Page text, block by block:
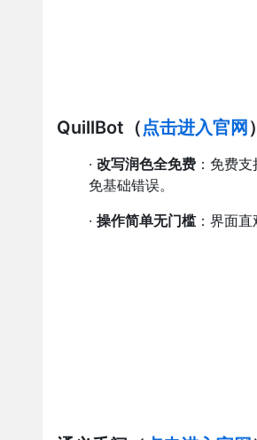
QuillBot （点击进入官网 ）
· 改写润色全免费 ：免费
免基础错误。
· 操作简单无门槛：界面直